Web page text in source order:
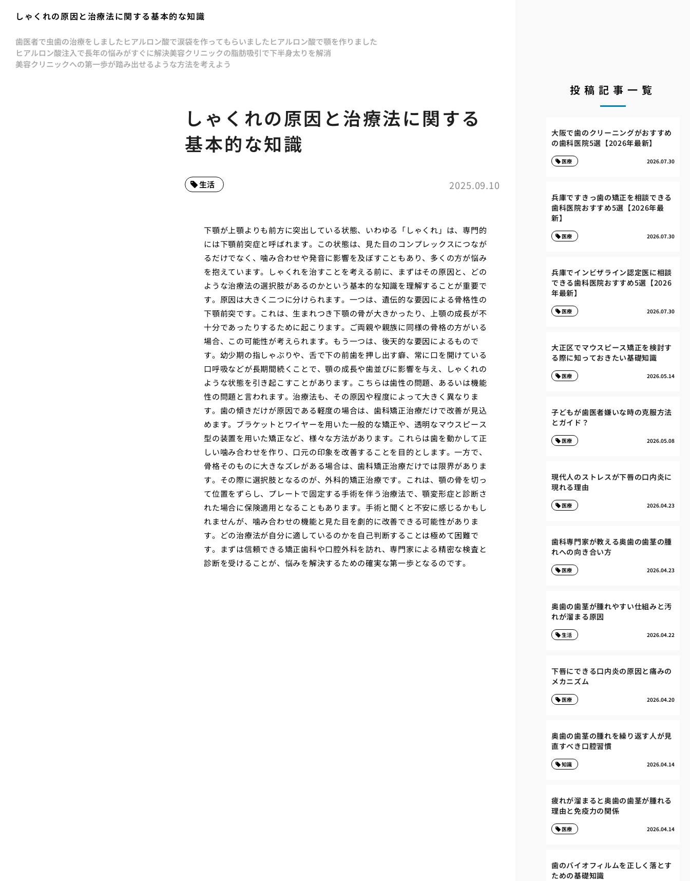
しゃくれの原因と治療法に関する基本的な知識
歯医者で虫歯の治療をしましたヒアルロン酸で涙袋を作ってもらいましたヒアルロン酸で顎を作りました
ヒアルロン酸注入で長年の悩みがすぐに解決美容クリニックの脂肪吸引で下半身太りを解消
美容クリニックへの第一歩が踏み出せるような方法を考えよう
しゃくれの原因と治療法に関する
基本的な知識
2025.09.10
生活
下顎が上顎よりも前方に突出している状態、いわゆる「しゃくれ」は、専門的
には下顎前突症と呼ばれます。この状態は、見た目のコンプレックスにつなが
るだけでなく、噛み合わせや発音に影響を及ぼすこともあり、多くの方が悩み
を抱えています。しゃくれを治すことを考える前に、まずはその原因と、どの
ような治療法の選択肢があるのかという基本的な知識を理解することが重要で
す。原因は大きく二つに分けられます。一つは、遺伝的な要因による骨格性の
下顎前突です。これは、生まれつき下顎の骨が大きかったり、上顎の成長が不
十分であったりするために起こります。ご両親や親族に同様の骨格の方がいる
場合、この可能性が考えられます。もう一つは、後天的な要因によるもので
す。幼少期の指しゃぶりや、舌で下の前歯を押し出す癖、常に口を開けている
口呼吸などが長期間続くことで、顎の成長や歯並びに影響を与え、しゃくれの
ような状態を引き起こすことがあります。こちらは歯性の問題、あるいは機能
性の問題と言われます。治療法も、その原因や程度によって大きく異なりま
す。歯の傾きだけが原因である軽度の場合は、歯科矯正治療だけで改善が見込
めます。ブラケットとワイヤーを用いた一般的な矯正や、透明なマウスピース
型の装置を用いた矯正など、様々な方法があります。これらは歯を動かして正
しい噛み合わせを作り、口元の印象を改善することを目的とします。一方で、
骨格そのものに大きなズレがある場合は、歯科矯正治療だけでは限界がありま
す。その際に選択肢となるのが、外科的矯正治療です。これは、顎の骨を切っ
て位置をずらし、プレートで固定する手術を伴う治療法で、顎変形症と診断さ
れた場合に保険適用となることもあります。手術と聞くと不安に感じるかもし
れませんが、噛み合わせの機能と見た目を劇的に改善できる可能性がありま
す。どの治療法が自分に適しているのかを自己判断することは極めて困難で
す。まずは信頼できる矯正歯科や口腔外科を訪れ、専門家による精密な検査と
診断を受けることが、悩みを解決するための確実な第一歩となるのです。
投稿記事一覧
大阪で歯のクリーニングがおすすめ
の歯科医院5選【2026年最新】
2026.07.30
医療
兵庫ですきっ歯の矯正を相談できる
歯科医院おすすめ5選【2026年最
新】
2026.07.30
医療
兵庫でインビザライン認定医に相談
できる歯科医院おすすめ5選【2026
年最新】
2026.07.30
医療
大正区でマウスピース矯正を検討す
る際に知っておきたい基礎知識
2026.05.14
医療
子どもが歯医者嫌いな時の克服方法
とガイド？
2026.05.08
医療
現代人のストレスが下唇の口内炎に
現れる理由
2026.04.23
医療
歯科専門家が教える奥歯の歯茎の腫
れへの向き合い方
2026.04.23
医療
奥歯の歯茎が腫れやすい仕組みと汚
れが溜まる原因
2026.04.22
生活
下唇にできる口内炎の原因と痛みの
メカニズム
2026.04.20
医療
奥歯の歯茎の腫れを繰り返す人が見
直すべき口腔習慣
2026.04.14
知識
疲れが溜まると奥歯の歯茎が腫れる
理由と免疫力の関係
2026.04.14
医療
歯のバイオフィルムを正しく落とす
ための基礎知識